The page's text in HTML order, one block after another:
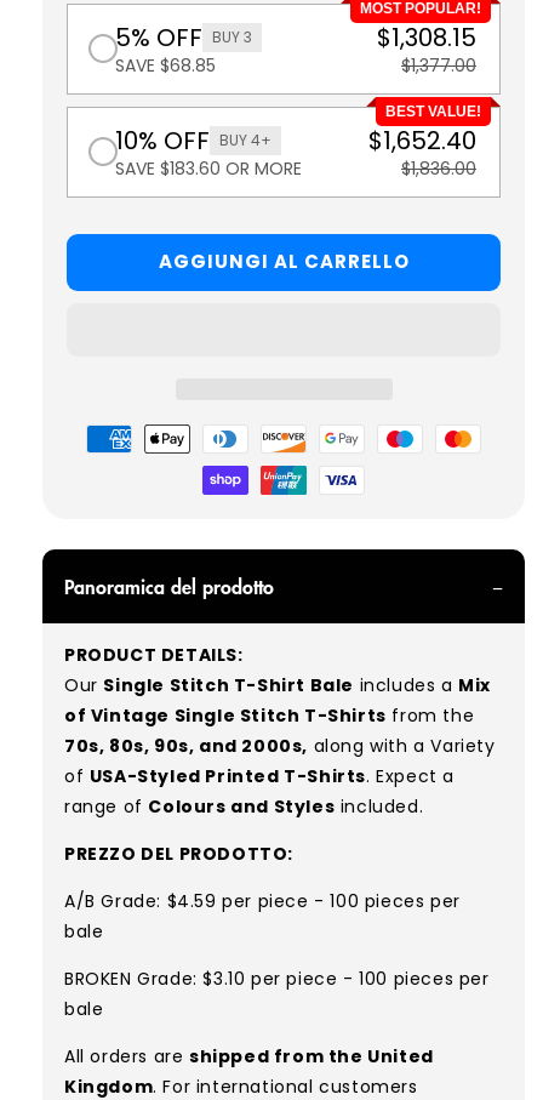
MOST POPULAR!
5% OFF BUY 3
SAVE $68.85
$1,308.15
$1,377.00
BEST VALUE!
10% OFF BUY 4+
SAVE $183.60 OR MORE
$1,652.40
$1,836.00
AGGIUNGI AL CARRELLO
Metodi
Panoramica del prodotto
PRODUCT DETAILS:
Our Single Stitch T-Shirt Bale includes a Mix
of Vintage Single Stitch T-Shirts from the
70s, 80s, 90s, and 2000s, along with a Variety
of USA-Styled Printed T-Shirts. Expect a
range of Colours and Styles included.
PREZZO DEL PRODOTTO:
A/B Grade: $4.59 per piece - 100 pieces per
bale
BROKEN Grade: $3.10 per piece - 100 pieces per
bale
All orders are shipped from the United
Kingdom. For international customers